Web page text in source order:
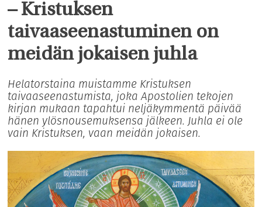
Apua & tukea
Tule mukaan
Hautausmaa
– Kristuksen
taivaaseenastuminen on
meidän jokaisen juhla
Helatorstaina muistamme Kristuksen
taivaaseenastumista, joka Apostolien tekojen
kirjan mukaan tapahtui neljäkymmentä päivää
hänen ylösnousemuksensa jälkeen. Juhla ei ole
vain Kristuksen, vaan meidän jokaisen.